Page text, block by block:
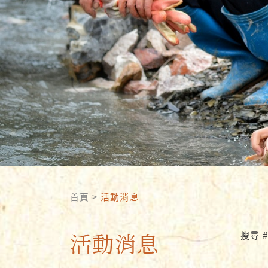
首頁 > 活動消息
活動消息 搜尋